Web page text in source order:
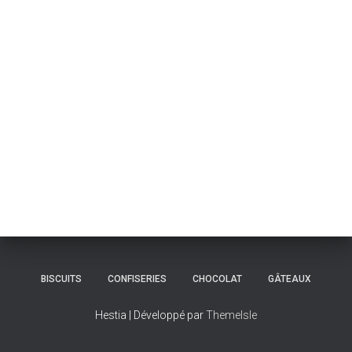
BISCUITS CONFISERIES CHOCOLAT GÂTEAUX
Hestia | Développé parThemeIsle